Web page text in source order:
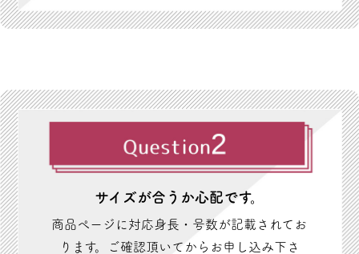
サイズが合うか心配です。
商品ぺージに対応身長・号数が記載されてお
ります。ご確認頂いてからお申し込み下さ